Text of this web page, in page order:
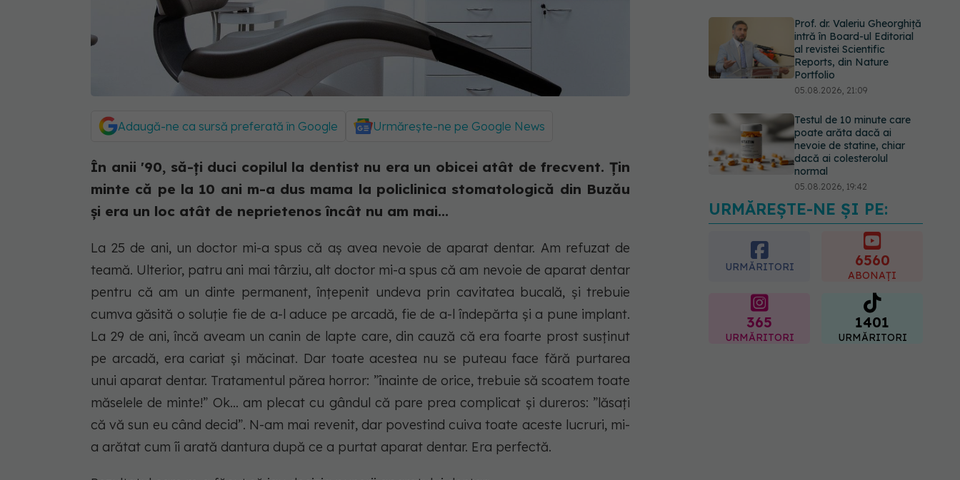
Adaugă-ne ca sursă preferată în Google Urmărește-ne pe Google News
În anii '90, să-ți duci copilul la dentist nu era un obicei atât de frecvent. Țin
minte că pe la 10 ani m-a dus mama la policlinica stomatologică din Buzău
și era un loc atât de neprietenos încât nu am mai...
La 25 de ani, un doctor mi-a spus că aș avea nevoie de aparat dentar. Am refuzat de
teamă. Ulterior, patru ani mai târziu, alt doctor mi-a spus că am nevoie de aparat dentar
pentru că am un dinte permanent, înțepenit undeva prin cavitatea bucală, și trebuie
cumva găsită o soluție fie de a-l aduce pe arcadă, fie de a-l îndepărta și a pune implant.
La 29 de ani, încă aveam un canin de lapte care, din cauză că era foarte prost susținut
pe arcadă, era cariat și măcinat. Dar toate acestea nu se puteau face fără purtarea
unui aparat dentar. Tratamentul părea horror: ”înainte de orice, trebuie să scoatem toate
măselele de minte!” Ok… am plecat cu gândul că pare prea complicat și dureros: ”lăsați
că vă sun eu când decid”. N-am mai revenit, dar povestind cuiva toate aceste lucruri, mi-
a arătat cum îi arată dantura după ce a purtat aparat dentar. Era perfectă.
Testul de 10 minute care
poate arăta dacă ai
nevoie de statine, chiar
dacă ai colesterolul
normal
Pepenele roșu sau cel
galben: care crește
glicemia mai repede.
Răspunsul unui medic
diabetolog
URMĂREȘTE-NE ȘI PE:
6560
365 1401